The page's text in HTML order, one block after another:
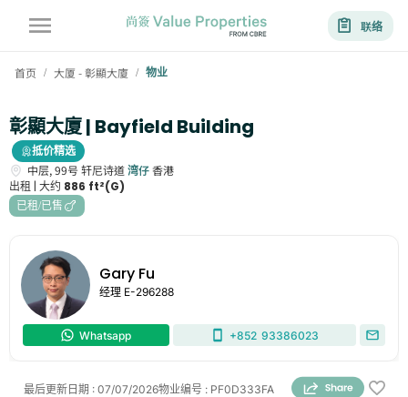
联络
首页 / 大厦 - 彰顯大廈 / 物业
彰顯大廈 | Bayfield Building
抵价精选
中层,99号 轩尼诗道湾仔香港
出租 | 大约 886 ft²(G)
已租/已售
Gary Fu
经理 E-296288
Whatsapp +852 93386023
物业编号 : PF0D333FA
最后更新日期 : 07/07/2026